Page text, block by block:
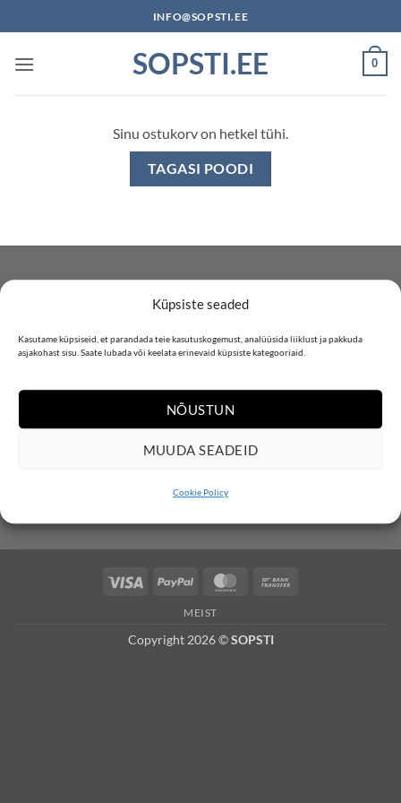
Küpsiste seaded
Kasutame küpsiseid, et parandada teie kasutuskogemust, analüüsida liiklust ja pakkuda
asjakohast sisu. Saate lubada või keelata erinevaid küpsiste kategooriaid.
NÕUSTUN
MUUDA SEADEID
Cookie Policy
to
content
INFO@SOPSTI.EE
SOPSTI.EE 0
Sinu ostukorv on hetkel tühi.
TAGASI POODI
ABIINFO
Kontakt •
Visa PayPal MasterCard
MEIST
Copyright 2026 ©SOPSTI